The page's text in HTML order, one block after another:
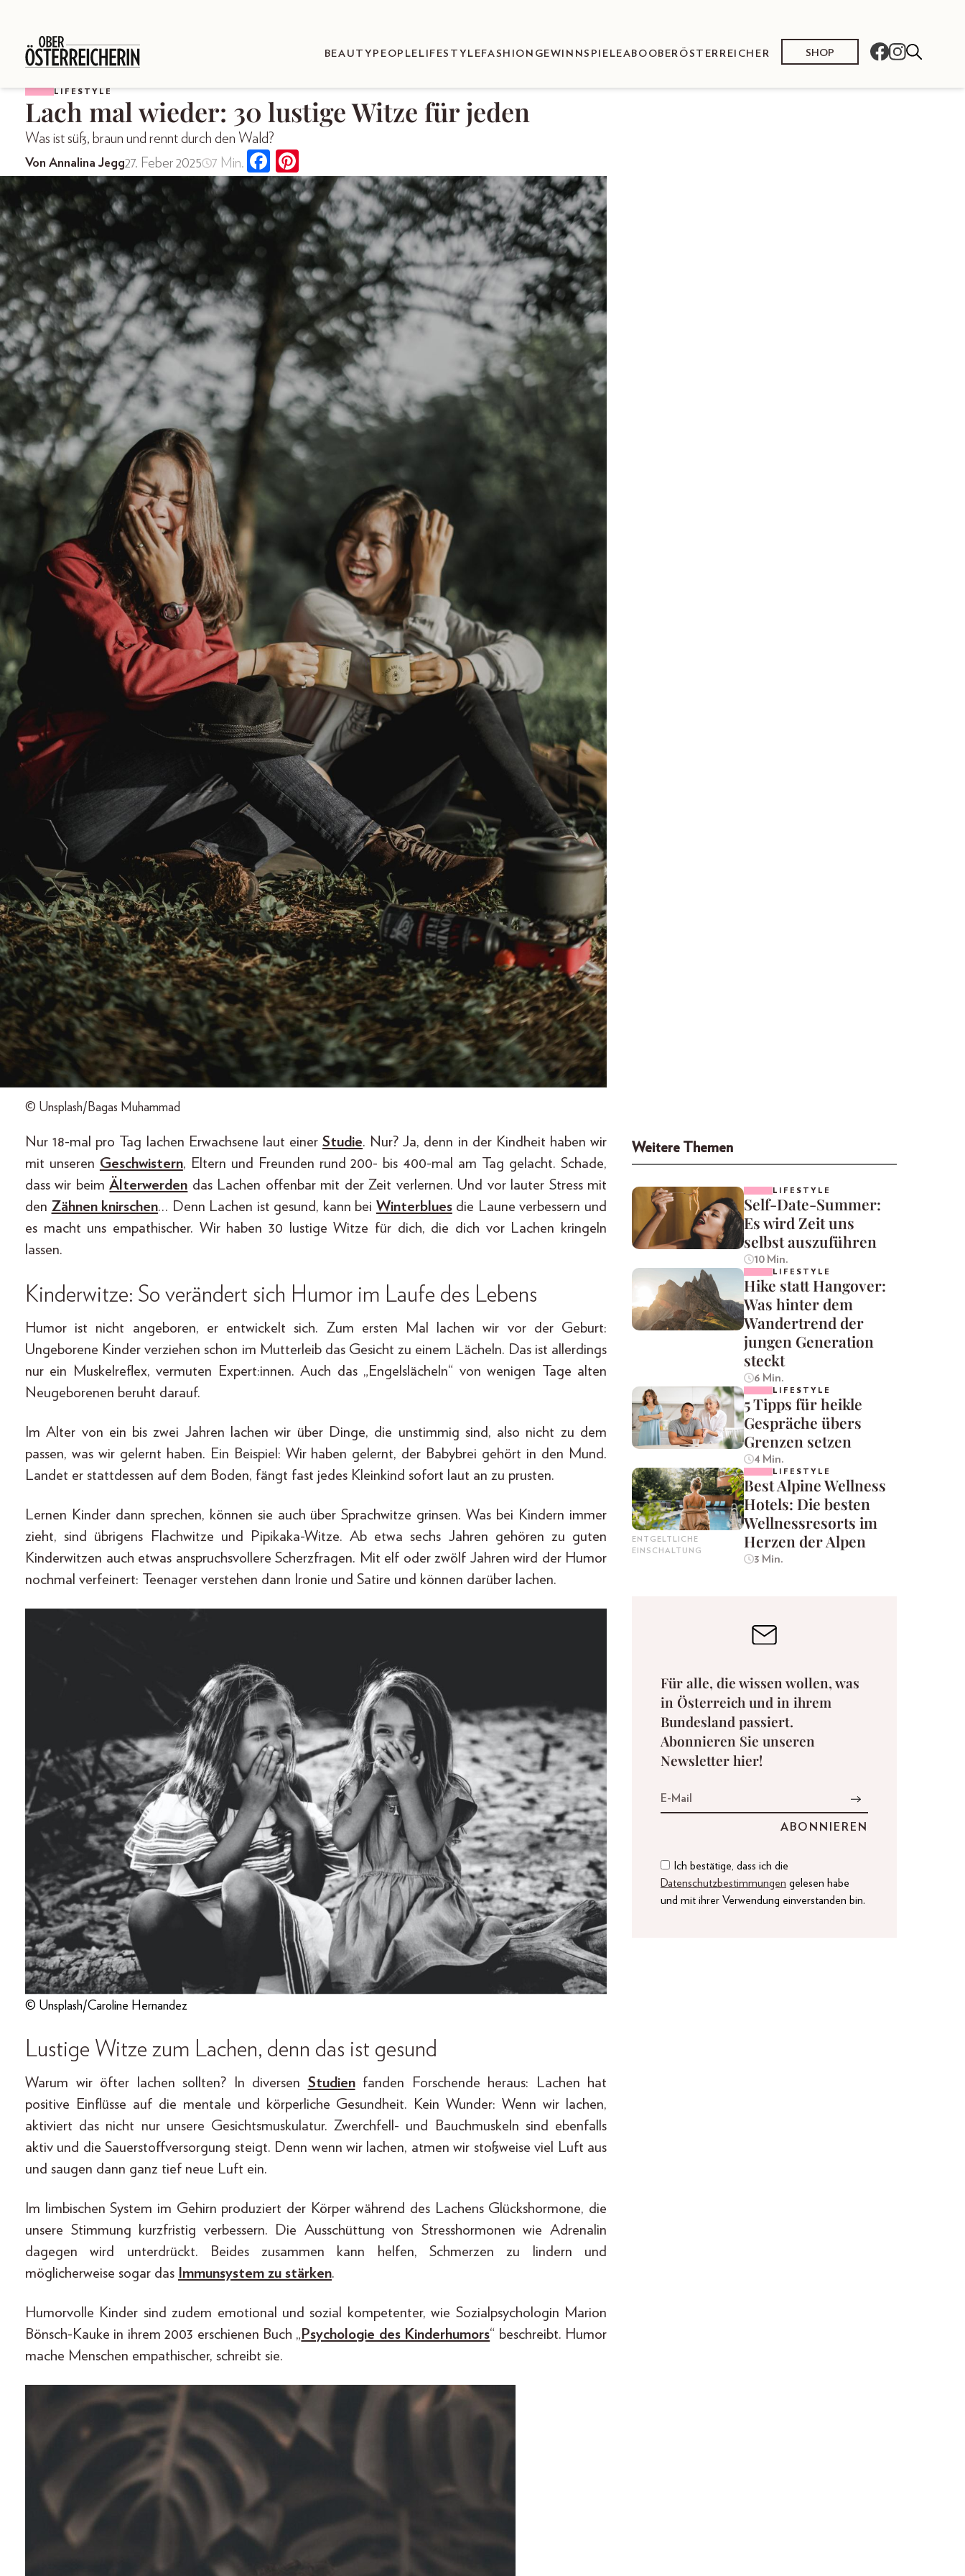
BEAUTY PEOPLE LIFESTYLEFASHION GEWINNSPIELEABO OBERÖSTERREICHER SHOP
LIFESTYLE
Lach mal wieder: 30 lustige Witze für jeden
Was ist süß, braun und rennt durch den Wald?
Von Annalina Jegg27. Feber 2025 7 Min.
© Unsplash/Bagas Muhammad
Nur 18-mal pro Tag lachen Erwachsene laut einer Studie. Nur? Ja, denn in der Kindheit haben wir
mit unseren Geschwistern, Eltern und Freunden rund 200- bis 400-mal am Tag gelacht. Schade,
dass wir beimÄlterwerden das Lachen offenbar mit der Zeit verlernen. Und vor lauter Stress mit
den Zähnen knirschen… Denn Lachen ist gesund, kann bei Winterbluesdie Laune verbessern und
es macht uns empathischer. Wir haben 30 lustige Witze für dich, die dich vor Lachen kringeln
lassen.
Kinderwitze: So verändert sich Humor im Laufe des Lebens
Humor ist nicht angeboren, er entwickelt sich. Zum ersten Mal lachen wir vor der Geburt:
Ungeborene Kinder verziehen schon im Mutterleib das Gesicht zu einem Lächeln. Das ist allerdings
nur ein Muskelreflex, vermuten Expert:innen. Auch das „Engelslächeln“ von wenigen Tage alten
Neugeborenen beruht darauf.
Im Alter von ein bis zwei Jahren lachen wir über Dinge, die unstimmig sind, also nicht zu dem
passen, was wir gelernt haben. Ein Beispiel: Wir haben gelernt, der Babybrei gehört in den Mund.
Landet er stattdessen auf dem Boden, fängt fast jedes Kleinkind sofort laut an zu prusten.
Lernen Kinder dann sprechen, können sie auch über Sprachwitze grinsen. Was bei Kindern immer
zieht, sind übrigens Flachwitze und Pipikaka-Witze. Ab etwa sechs Jahren gehören zu guten
Kinderwitzen auch etwas anspruchsvollere Scherzfragen. Mit elf oder zwölf Jahren wird der Humor
nochmal verfeinert: Teenager verstehen dann Ironie und Satire und können darüber lachen.
© Unsplash/Caroline Hernandez
Lustige Witze zum Lachen, denn das ist gesund
Warum wir öfter lachen sollten? In diversen Studienfanden Forschende heraus: Lachen hat
positive Einflüsse auf die mentale und körperliche Gesundheit. Kein Wunder: Wenn wir lachen,
aktiviert das nicht nur unsere Gesichtsmuskulatur. Zwerchfell- und Bauchmuskeln sind ebenfalls
aktiv und die Sauerstoffversorgung steigt. Denn wenn wir lachen, atmen wir stoßweise viel Luft aus
und saugen dann ganz tief neue Luft ein.
Im limbischen System im Gehirn produziert der Körper während des Lachens Glückshormone, die
unsere Stimmung kurzfristig verbessern. Die Ausschüttung von Stresshormonen wie Adrenalin
dagegen wird unterdrückt. Beides zusammen kann helfen, Schmerzen zu lindern und
möglicherweise sogar das Immunsystem zu stärken.
Humorvolle Kinder sind zudem emotional und sozial kompetenter, wie Sozialpsychologin Marion
Bönsch-Kauke in ihrem 2003 erschienen Buch „Psychologie des Kinderhumors“ beschreibt. Humor
mache Menschen empathischer, schreibt sie.
Weitere Themen
LIFESTYLE
Self-Date-Summer:
Es wird Zeit uns
selbst auszuführen
10 Min.
LIFESTYLE
Hike statt Hangover:
Was hinter dem
Wandertrend der
jungen Generation
steckt
6 Min.
LIFESTYLE
5 Tipps für heikle
Gespräche übers
Grenzen setzen
4 Min.
ENTGELTLICHE
EINSCHALTUNG
LIFESTYLE
Best Alpine Wellness
Hotels: Die besten
Wellnessresorts im
Herzen der Alpen
3 Min.
Für alle, die wissen wollen, was
in Österreich und in ihrem
Bundesland passiert.
Abonnieren Sie unseren
Newsletter hier!
Ich bestätige, dass ich die
Datenschutzbestimmungen gelesen habe
und mit ihrer Verwendung einverstanden bin.